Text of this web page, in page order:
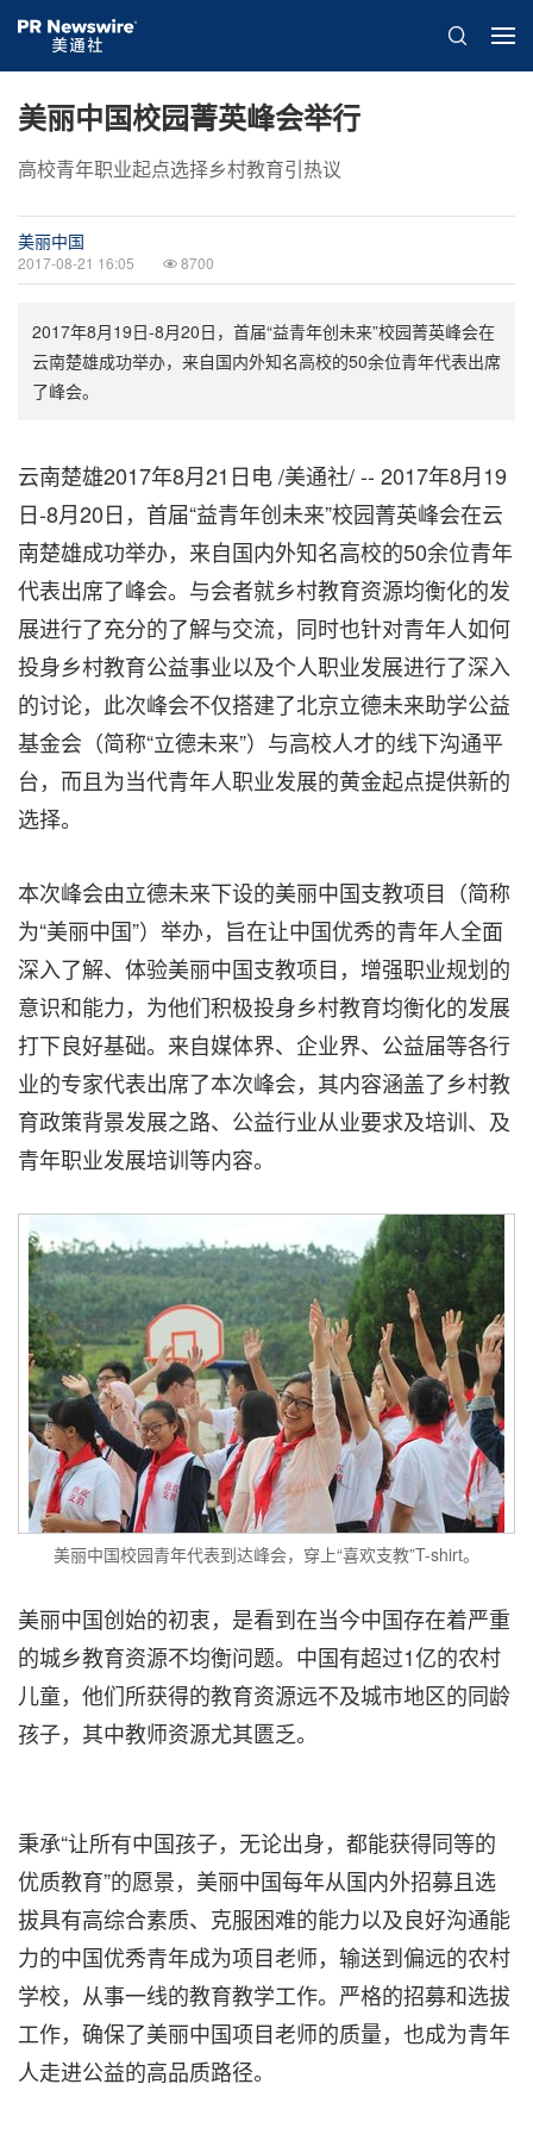
美丽中国校园菁英峰会举行
高校青年职业起点选择乡村教育引热议
美丽中国
2017-08-21 16:05 8700
2017年8月19日-8月20日，首届“益青年创未来”校园菁英峰会在
云南楚雄成功举办，来自国内外知名高校的50余位青年代表出席
了峰会。
云南楚雄2017年8月21日电 /美通社/ -- 2017年8月19
日-8月20日，首届“益青年创未来”校园菁英峰会在云
南楚雄成功举办，来自国内外知名高校的50余位青年
代表出席了峰会。与会者就乡村教育资源均衡化的发
展进行了充分的了解与交流，同时也针对青年人如何
投身乡村教育公益事业以及个人职业发展进行了深入
的讨论，此次峰会不仅搭建了北京立德未来助学公益
基金会（简称“立德未来”）与高校人才的线下沟通平
台，而且为当代青年人职业发展的黄金起点提供新的
选择。
本次峰会由立德未来下设的美丽中国支教项目（简称
为“美丽中国”）举办，旨在让中国优秀的青年人全面
深入了解、体验美丽中国支教项目，增强职业规划的
意识和能力，为他们积极投身乡村教育均衡化的发展
打下良好基础。来自媒体界、企业界、公益届等各行
业的专家代表出席了本次峰会，其内容涵盖了乡村教
育政策背景发展之路、公益行业从业要求及培训、及
青年职业发展培训等内容。
美丽中国校园青年代表到达峰会，穿上“喜欢支教”T-shirt。
美丽中国创始的初衷，是看到在当今中国存在着严重
的城乡教育资源不均衡问题。中国有超过1亿的农村
儿童，他们所获得的教育资源远不及城市地区的同龄
孩子，其中教师资源尤其匮乏。
秉承“让所有中国孩子，无论出身，都能获得同等的
优质教育”的愿景，美丽中国每年从国内外招募且选
拔具有高综合素质、克服困难的能力以及良好沟通能
力的中国优秀青年成为项目老师，输送到偏远的农村
学校，从事一线的教育教学工作。严格的招募和选拔
工作，确保了美丽中国项目老师的质量，也成为青年
人走进公益的高品质路径。